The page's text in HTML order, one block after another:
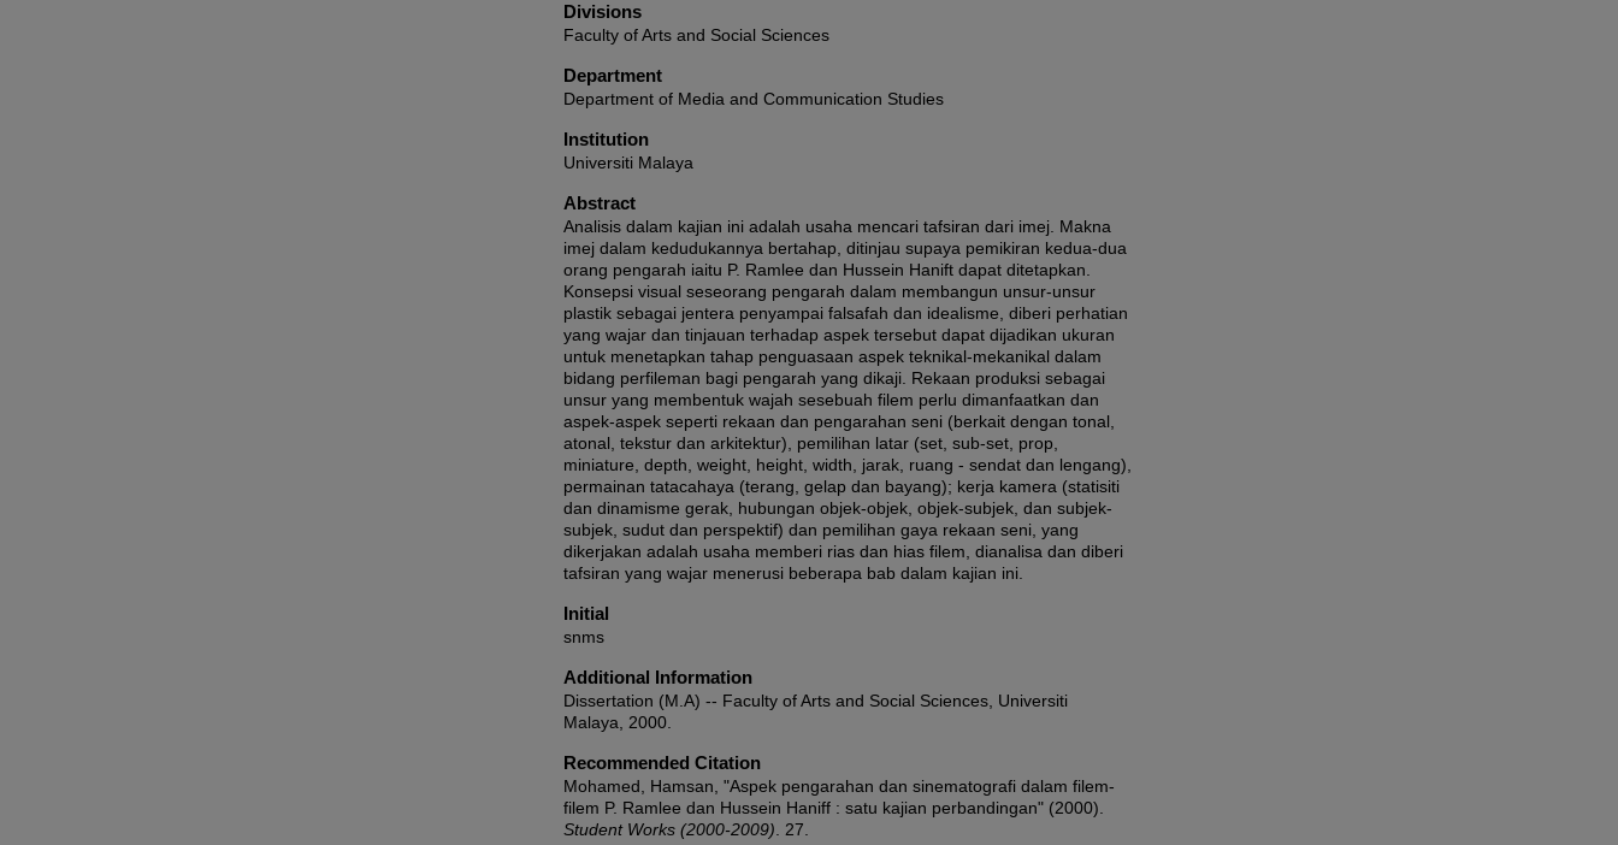
Divisions
Faculty of Arts and Social Sciences
Department
Department of Media and Communication Studies
Institution
Universiti Malaya
Abstract
Analisis dalam kajian ini adalah usaha mencari tafsiran dari imej. Makna
imej dalam kedudukannya bertahap, ditinjau supaya pemikiran kedua-dua
orang pengarah iaitu P. Ramlee dan Hussein Hanift dapat ditetapkan.
Konsepsi visual seseorang pengarah dalam membangun unsur-unsur
plastik sebagai jentera penyampai falsafah dan idealisme, diberi perhatian
yang wajar dan tinjauan terhadap aspek tersebut dapat dijadikan ukuran
untuk menetapkan tahap penguasaan aspek teknikal-mekanikal dalam
bidang perfileman bagi pengarah yang dikaji. Rekaan produksi sebagai
unsur yang membentuk wajah sesebuah filem perlu dimanfaatkan dan
aspek-aspek seperti rekaan dan pengarahan seni (berkait dengan tonal,
atonal, tekstur dan arkitektur), pemilihan latar (set, sub-set, prop,
miniature, depth, weight, height, width, jarak, ruang - sendat dan lengang),
permainan tatacahaya (terang, gelap dan bayang); kerja kamera (statisiti
dan dinamisme gerak, hubungan objek-objek, objek-subjek, dan subjek-
subjek, sudut dan perspektif) dan pemilihan gaya rekaan seni, yang
dikerjakan adalah usaha memberi rias dan hias filem, dianalisa dan diberi
tafsiran yang wajar menerusi beberapa bab dalam kajian ini.
Initial
snms
Additional Information
Dissertation (M.A) -- Faculty of Arts and Social Sciences, Universiti
Malaya, 2000.
Recommended Citation
Mohamed, Hamsan, "Aspek pengarahan dan sinematografi dalam filem-
filem P. Ramlee dan Hussein Haniff : satu kajian perbandingan" (2000).
Student Works (2000-2009) . 27.